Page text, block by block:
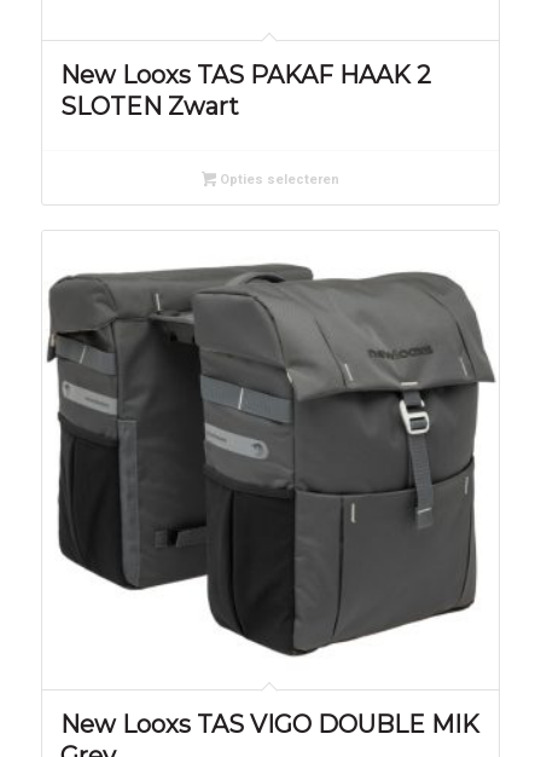
New Looxs TAS PAKAF HAAK 2
SLOTEN Zwart
Opties selecteren
New Looxs TAS VIGO DOUBLE MIK